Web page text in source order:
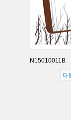
N15010011B
다